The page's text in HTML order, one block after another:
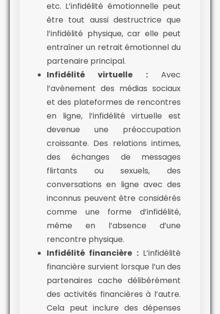
etc. L’infidélité émotionnelle peut
être tout aussi destructrice que
l’infidélité physique, car elle peut
entraîner un retrait émotionnel du
partenaire principal.
Infidélité virtuelle :Avec
l’avènement des médias sociaux
et des plateformes de rencontres
en ligne, l’infidélité virtuelle est
devenue une préoccupation
croissante. Des relations intimes,
des échanges de messages
flirtants ou sexuels, des
conversations en ligne avec des
inconnus peuvent être considérés
comme une forme d’infidélité,
même en l’absence d’une
rencontre physique.
Infidélité financière :L’infidélité
financière survient lorsque l’un des
partenaires cache délibérément
des activités financières à l’autre.
Cela peut inclure des dépenses